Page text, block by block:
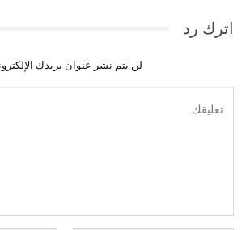
اترك رد
لن يتم نشر عنوان بريدك